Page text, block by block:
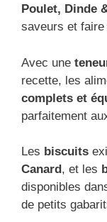
Poulet, Dinde
saveurs et
Avec une
recette, les
complets et
parfaitement
Les biscuits
Canard, et les
disponibles
de petits